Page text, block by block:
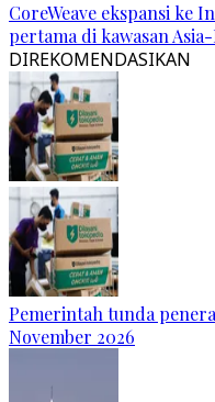
CoreWeave ekspansi ke
pertama di kawasan
DIREKOMENDASIKAN
Pemerintah tunda
November 2026